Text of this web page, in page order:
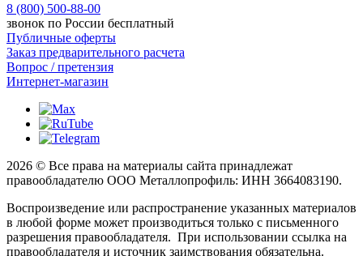
8 (800) 500-88-00
звонок по России бесплатный
Публичные оферты
Заказ предварительного расчета
Вопрос / претензия
Интернет-магазин
2026 © Все права на материалы сайта принадлежат
правообладателю ООО Металлопрофиль: ИНН 3664083190.
Воспроизведение или распространение указанных материалов
в любой форме может производиться только с письменного
разрешения правообладателя. При использовании ссылка на
правообладателя и источник заимствования обязательна.